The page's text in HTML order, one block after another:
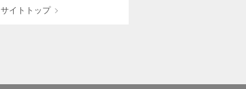
サイトトップ